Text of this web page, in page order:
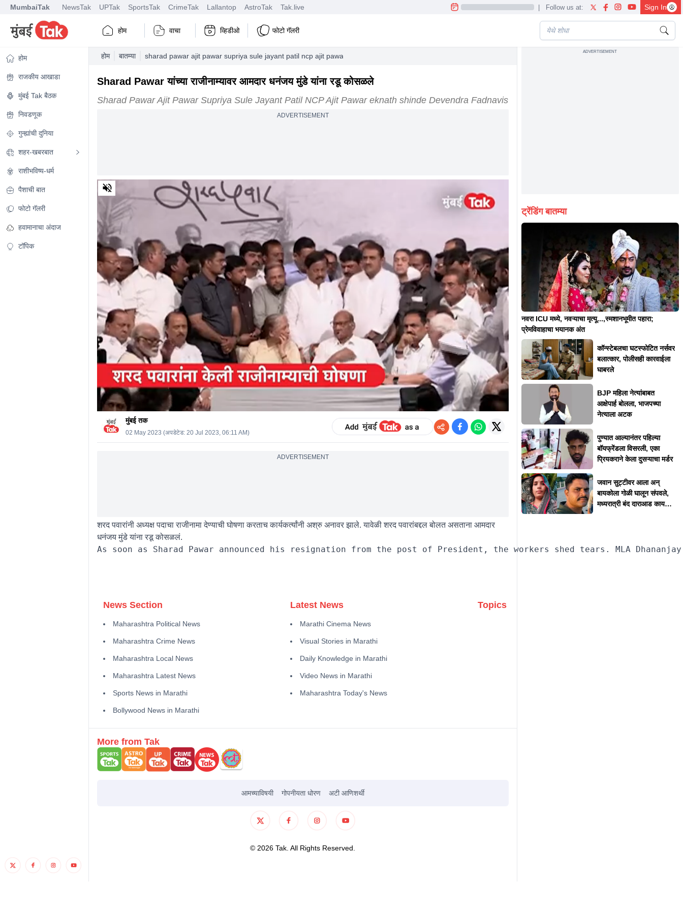
MumbaiTak NewsTak UPTak SportsTak CrimeTak Lallantop AstroTak Tak.live | Follow us at: Sign In
होम वाचा व्हिडीओ फोटो गॅलरी
होम
राजकीय आखाडा
मुंबई Tak बैठक
निवडणूक
गुन्ह्यांची दुनिया
शहर-खबरबात
राशीभविष्य-धर्म
पैशाची बात
फोटो गॅलरी
हवामानाचा अंदाज
टॉपिक
होम बातम्या sharad pawar ajit pawar supriya sule jayant patil ncp ajit pawar eknath shinde devendra fadnavis
Sharad Pawar यांच्या राजीनाम्यावर आमदार धनंजय मुंडे यांना रडू कोसळले
Sharad Pawar Ajit Pawar Supriya Sule Jayant Patil NCP Ajit Pawar eknath shinde Devendra Fadnavis
ADVERTISEMENT
0
of
minute,
seconds
0%
मुंबई तक
02 May 2023 (अपडेटेड: 20 Jul 2023, 06:11 AM)
ADVERTISEMENT
शरद पवारांनी अध्यक्ष पदाचा राजीनामा देण्याची घोषणा करताच कार्यकर्त्यांनी अश्रु अनावर झाले. यावेळी शरद पवारांबद्दल बोलत असताना आमदार
धनंजय मुंडे यांना रडू कोसळलं.
News Section
Maharashtra Political News
Maharashtra Crime News
Maharashtra Local News
Maharashtra Latest News
Sports News in Marathi
Bollywood News in Marathi
Latest News
Marathi Cinema News
Visual Stories in Marathi
Daily Knowledge in Marathi
Video News in Marathi
Maharashtra Today's News
Topics
More from Tak
आमच्याविषयी गोपनीयता धोरण अटी आणिशर्थी
© 2026 Tak. All Rights Reserved.
ADVERTISEMENT
ट्रेंडिंग बातम्या
नवरा ICU मध्ये, नवऱ्याचा मृत्यू...,स्मशानभूमीत पहारा;
प्रेमविवाहाचा भयानक अंत
कॉन्स्टेबलचा घटस्फोटित नर्सवर
बलात्कार, पोलीसही कारवाईला
घाबरले
BJP महिला नेत्यांबाबत
आक्षेपार्ह बोलला, भाजपच्या
नेत्याला अटक
पुण्यात आल्यानंतर पहिल्या
बॉयफ्रेंडला विसरली, एका
प्रियकराने केला दुसऱ्याचा मर्डर
जवान सुट्टीवर आला अन्
बायकोला गोळी घालून संपवले,
मध्यरात्री बंद दाराआड काय